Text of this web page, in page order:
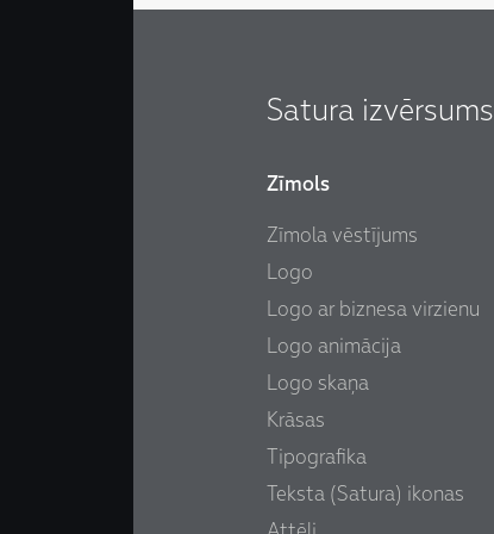
Satura izvērsums
Zīmols
Zīmola vēstījums
Logo
Logo ar biznesa virzienu
Logo animācija
Logo skaņa
Krāsas
Tipografika
Teksta (Satura) ikonas